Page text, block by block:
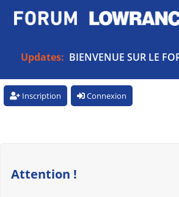
Updates: BIENVENUE SUR LE
Inscription Connexion
Attention !